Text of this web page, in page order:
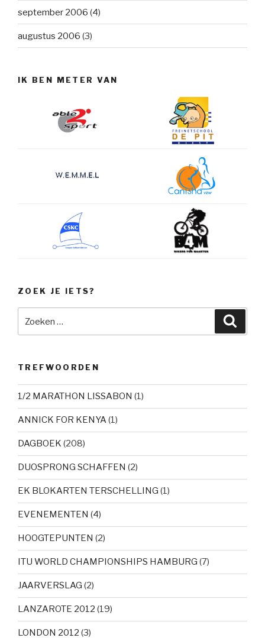
september 2006 (4)
augustus 2006 (3)
IK BEN METER VAN
ZOEK JE IETS?
TREFWOORDEN
1/2 MARATHON LISSABON (1)
ANNICK FOR KENYA(1)
DAGBOEK (208)
DUOSPRONG SCHAFFEN (2)
EK BLOKARTEN TERSCHELLING (1)
EVENEMENTEN (4)
HOOGTEPUNTEN (2)
ITU WORLD CHAMPIONSHIPS HAMBURG (7)
JAARVERSLAG (2)
LANZAROTE 2012 (19)
LONDON 2012 (3)